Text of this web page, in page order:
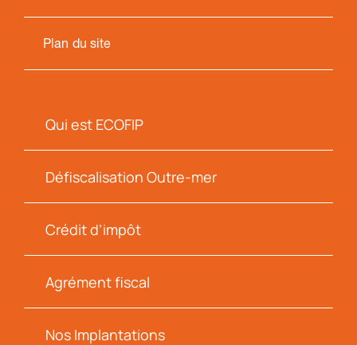
Plan du site
Qui est ECOFIP
Défiscalisation Outre-mer
Crédit d’impôt
Agrément fiscal
Nos Implantations